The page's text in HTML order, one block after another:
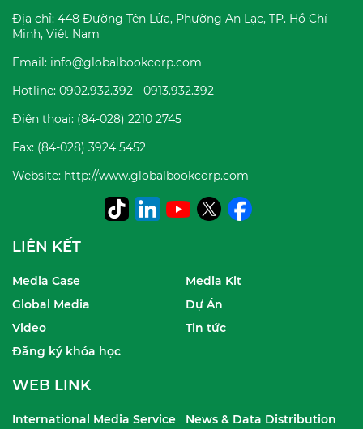
Địa chỉ: 448 Đường Tên Lửa, Phường An Lạc, TP. Hồ Chí
Minh, Việt Nam
Email: info@globalbookcorp.com
Hotline: 0902.932.392 - 0913.932.392
Điện thoại: (84-028) 2210 2745
Fax: (84-028) 3924 5452
Website: http://www.globalbookcorp.com
LIÊN KẾT
Media Case
Media Kit
Global Media
Dự Án
Video
Tin tức
Đăng ký khóa học
WEB LINK
International Media Service News & Data Distribution